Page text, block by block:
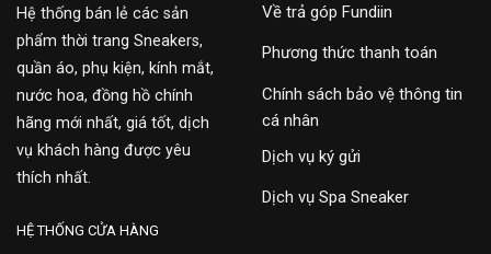
Hệ thống bán lẻ các sản
phẩm thời trang Sneakers,
quần áo, phụ kiện, kính mắt,
nước hoa, đồng hồ chính
hãng mới nhất, giá tốt, dịch
vụ khách hàng được yêu
thích nhất.
Về trả góp Fundiin
Phương thức thanh toán
Chính sách bảo vệ thông tin
cá nhân
Dịch vụ ký gửi
Dịch vụ Spa Sneaker
HỆ THỐNG CỬA HÀNG